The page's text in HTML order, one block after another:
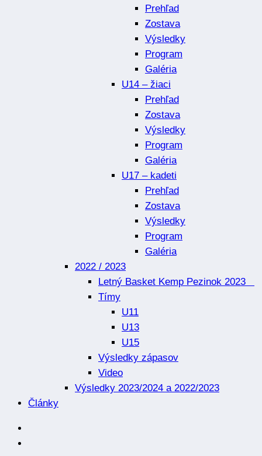
Prehľad
Zostava
Výsledky
Program
Galéria
U14 – žiaci
Prehľad
Zostava
Výsledky
Program
Galéria
U17 – kadeti
Prehľad
Zostava
Výsledky
Program
Galéria
2022 / 2023
Letný Basket Kemp Pezinok 2023
Tímy
U11
U13
U15
Výsledky zápasov
Video
Výsledky 2023/2024 a 2022/2023
Články